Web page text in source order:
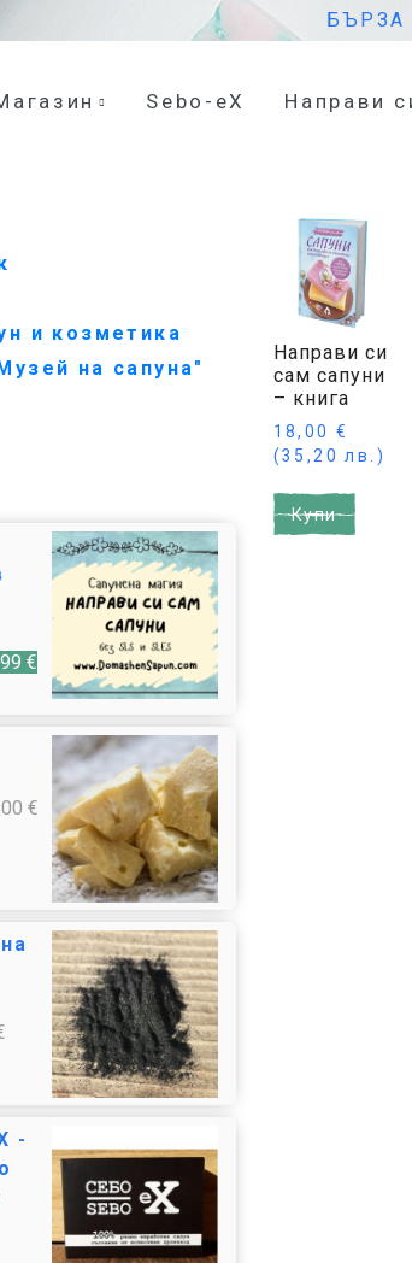
БЪРЗА
Sebo-eX Направи
сапун“
и козметика
на сапуна"
€
€
-
Направи си
сам сапуни
– книга
18,00€
(35,20 лв.)
Купи